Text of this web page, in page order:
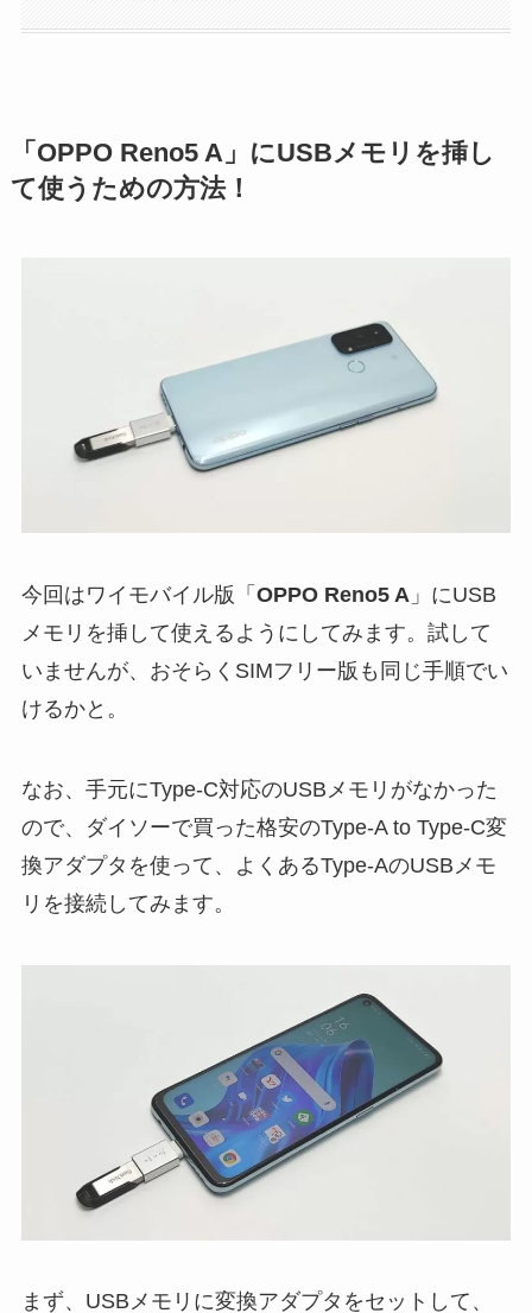
「OPPO Reno5 A」にUSBメモリを挿し
て使うための方法！
今回はワイモバイル版「 OPPO Reno5 A」にUSB
メモリを挿して使えるようにしてみます。試して
いませんが、おそらくSIMフリー版も同じ手順でい
けるかと。
なお、手元にType-C対応のUSBメモリがなかった
ので、ダイソーで買った格安のType-A to Type-C変
換アダプタを使って、よくあるType-AのUSBメモ
リを接続してみます。
まず、USBメモリに変換アダプタをセットして、